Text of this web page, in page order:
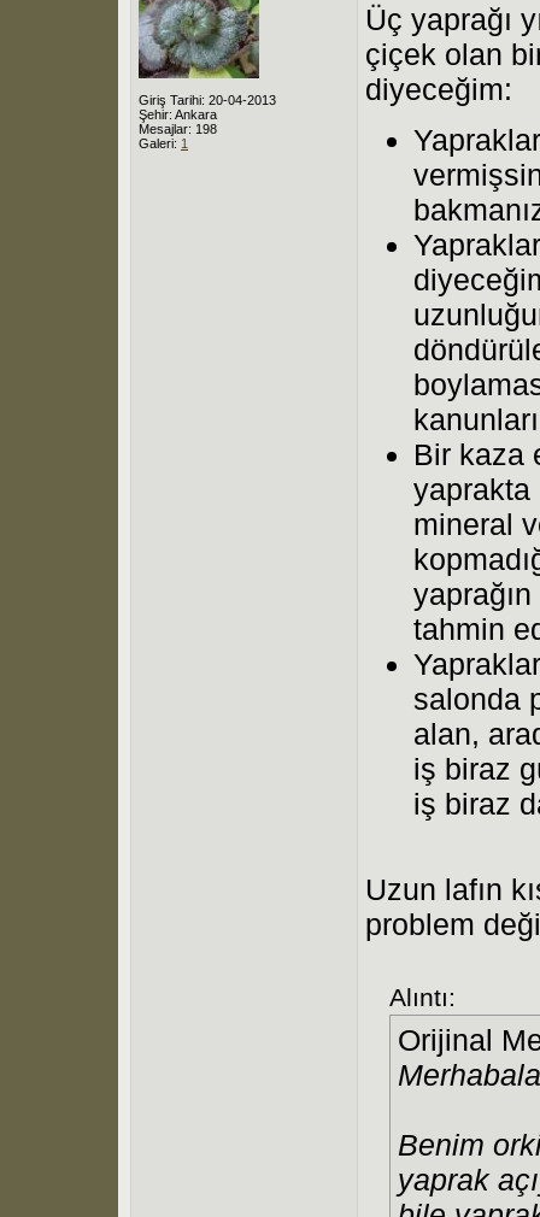
Giriş Tarihi: 20-04-2013
Şehir: Ankara
Mesajlar: 198
Galeri: 1
Üç yaprağı
çiçek olan
diyeceğim:
Bir kaza
yaprakta
mineral
tahmin
salonda
alan,
iş biraz
iş biraz
Uzun lafın
problem
Alıntı:
Orijinal
Benim
yaprak